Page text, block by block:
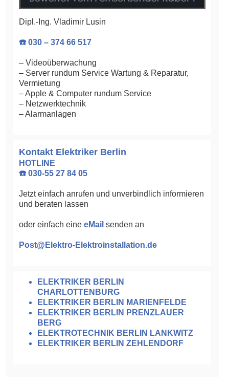
Dipl.-Ing. Vladimir Lusin
☎️ 030 – 374 66 517
– Videoüberwachung
– Server rundum Service Wartung & Reparatur,
Vermietung
– Apple & Computer rundum Service
– Netzwerktechnik
– Alarmanlagen
Kontakt Elektriker Berlin
HOTLINE
☎️ 030-55 27 84 05
Jetzt einfach anrufen und unverbindlich informieren
und beraten lassen
oder einfach eine eMail senden an
Post@Elektro-Elektroinstallation.de
ELEKTRIKER BERLIN
CHARLOTTENBURG
ELEKTRIKER BERLIN MARIENFELDE
ELEKTRIKER BERLIN PRENZLAUER
BERG
ELEKTROTECHNIK BERLIN LANKWITZ
ELEKTRIKER BERLIN ZEHLENDORF